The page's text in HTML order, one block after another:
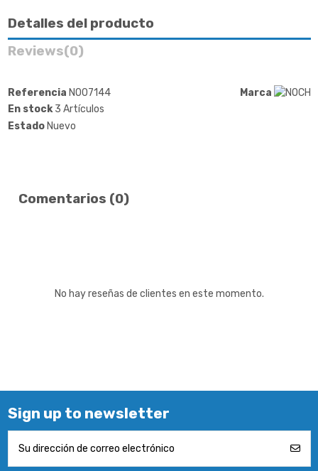
Detalles del producto
Reviews(0)
Marca
Referencia NO07144
En stock 3 Artículos
Estado Nuevo
Comentarios (0)
No hay reseñas de clientes en este momento.
Sign up to newsletter